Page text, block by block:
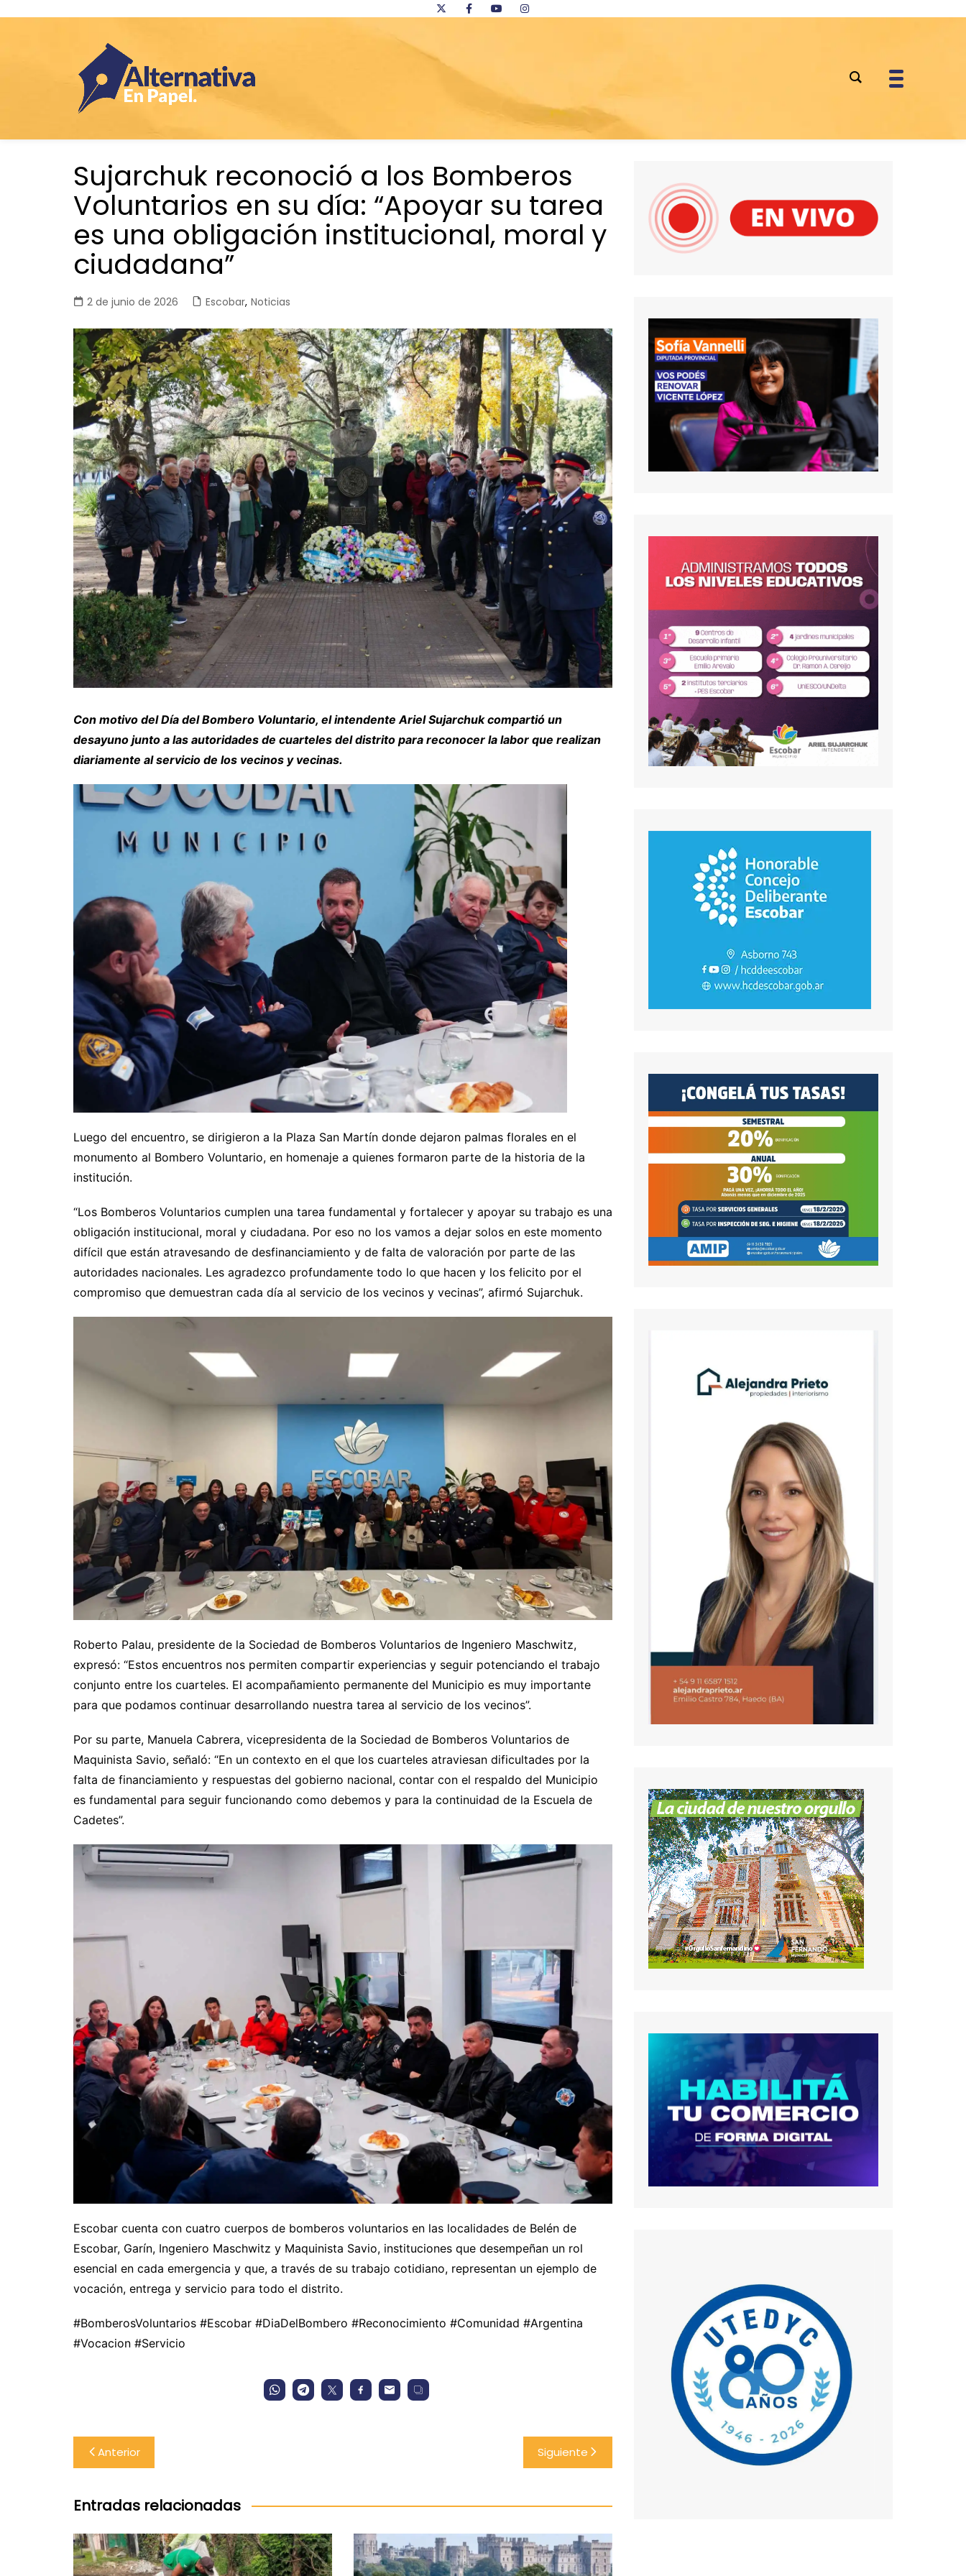
Sujarchuk reconoció a los Bomberos
Voluntarios en su día: “Apoyar su tarea
es una obligación institucional, moral y
ciudadana”
2 de junio de 2026 Escobar, Noticias
Con motivo del Día del Bombero Voluntario, el intendente Ariel Sujarchuk compartió un
desayuno junto a las autoridades de cuarteles del distrito para reconocer la labor que realizan
diariamente al servicio de los vecinos y vecinas.
Luego del encuentro, se dirigieron a la Plaza San Martín donde dejaron palmas florales en el
monumento al Bombero Voluntario, en homenaje a quienes formaron parte de la historia de la
institución.
“Los Bomberos Voluntarios cumplen una tarea fundamental y fortalecer y apoyar su trabajo es una
obligación institucional, moral y ciudadana. Por eso no los vamos a dejar solos en este momento
difícil que están atravesando de desfinanciamiento y de falta de valoración por parte de las
autoridades nacionales. Les agradezco profundamente todo lo que hacen y los felicito por el
compromiso que demuestran cada día al servicio de los vecinos y vecinas”, afirmó Sujarchuk.
Roberto Palau, presidente de la Sociedad de Bomberos Voluntarios de Ingeniero Maschwitz,
expresó: “Estos encuentros nos permiten compartir experiencias y seguir potenciando el trabajo
conjunto entre los cuarteles. El acompañamiento permanente del Municipio es muy importante
para que podamos continuar desarrollando nuestra tarea al servicio de los vecinos”.
Por su parte, Manuela Cabrera, vicepresidenta de la Sociedad de Bomberos Voluntarios de
Maquinista Savio, señaló: “En un contexto en el que los cuarteles atraviesan dificultades por la
falta de financiamiento y respuestas del gobierno nacional, contar con el respaldo del Municipio
es fundamental para seguir funcionando como debemos y para la continuidad de la Escuela de
Cadetes”.
Escobar cuenta con cuatro cuerpos de bomberos voluntarios en las localidades de Belén de
Escobar, Garín, Ingeniero Maschwitz y Maquinista Savio, instituciones que desempeñan un rol
esencial en cada emergencia y que, a través de su trabajo cotidiano, representan un ejemplo de
vocación, entrega y servicio para todo el distrito.
#BomberosVoluntarios #Escobar #DiaDelBombero #Reconocimiento #Comunidad #Argentina
#Vocacion #Servicio
Navegación
de
entradas
Anterior Siguiente
Entradas relacionadas